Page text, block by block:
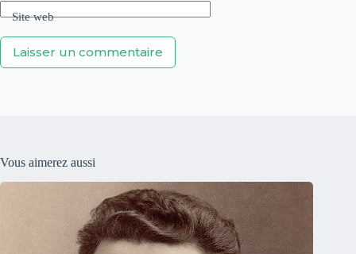
Site web
Laisser un commentaire
Vous aimerez aussi